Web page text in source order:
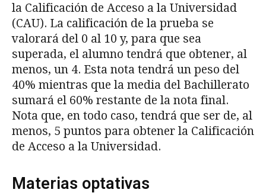
la Calificación de Acceso a la Universidad
(CAU). La calificación de la prueba se
valorará del 0 al 10 y, para que sea
superada, el alumno tendrá que obtener, al
menos, un 4. Esta nota tendrá un peso del
40% mientras que la media del Bachillerato
sumará el 60% restante de la nota final.
Nota que, en todo caso, tendrá que ser de, al
menos, 5 puntos para obtener la Calificación
de Acceso a la Universidad.
Materias optativas